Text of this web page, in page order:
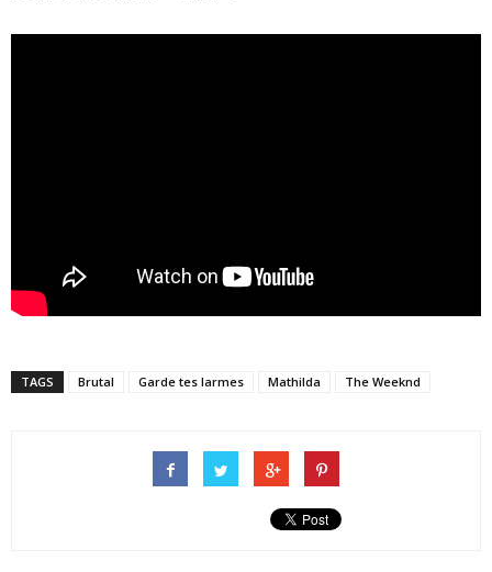
TAGS Brutal Garde tes larmes Mathilda The Weeknd